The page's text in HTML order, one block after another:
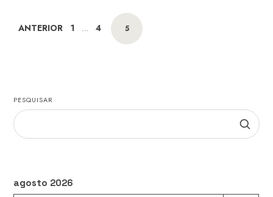
navigation
ANTERIOR PAGE
1 … PAGE
4 PAGE
5
PESQUISAR
agosto 2026